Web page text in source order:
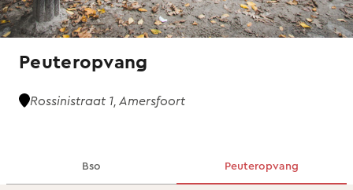
Peuteropvang
Rossinistraat 1, Amersfoort
Bso Peuteropvang